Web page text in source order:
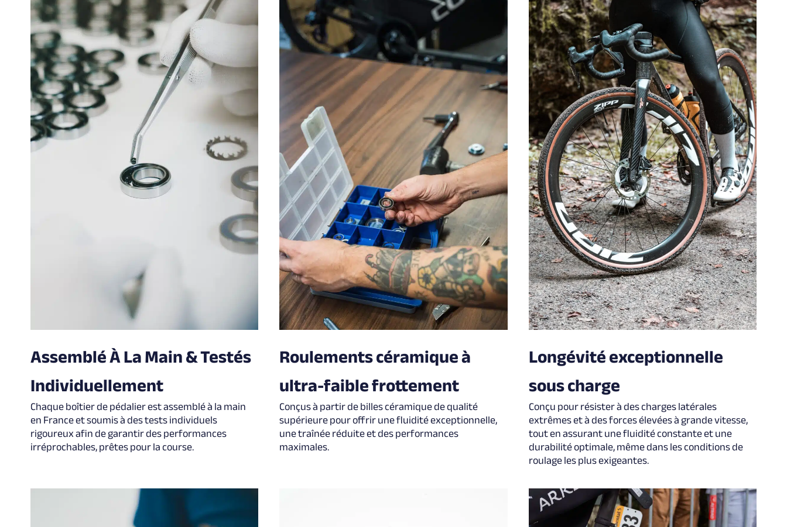
Assemblé À La Main & Testés
Individuellement
Chaque boîtier de pédalier est assemblé à la main
en France et soumis à des tests individuels
rigoureux afin de garantir des performances
irréprochables, prêtes pour la course.
Roulements céramique à
ultra-faible frottement
Conçus à partir de billes céramique de qualité
supérieure pour offrir une fluidité exceptionnelle,
une traînée réduite et des performances
maximales.
Longévité exceptionnelle
sous charge
Conçu pour résister à des charges latérales
extrêmes et à des forces élevées à grande vitesse,
tout en assurant une fluidité constante et une
durabilité optimale, même dans les conditions de
roulage les plus exigeantes.